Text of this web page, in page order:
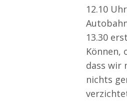
12.10
13.30
Können,
dass wir
nichts